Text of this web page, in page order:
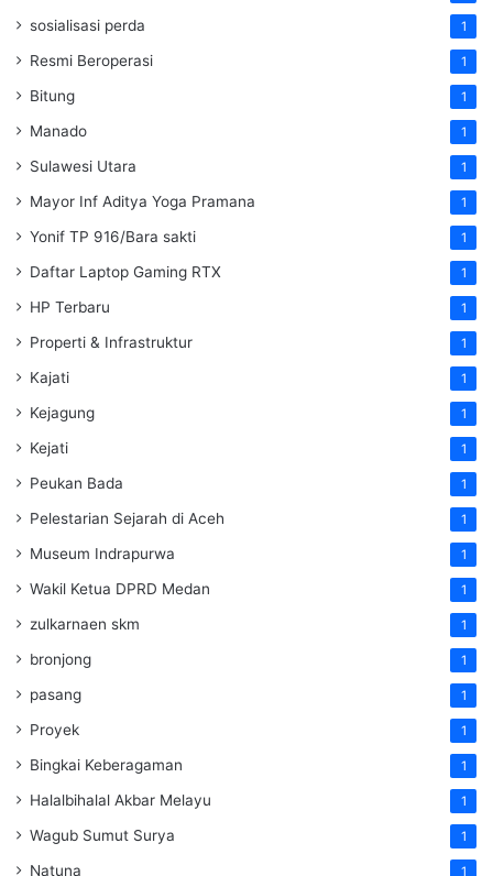
sosialisasi perda 1
Resmi Beroperasi 1
Bitung 1
Manado 1
Sulawesi Utara 1
Mayor Inf Aditya Yoga Pramana 1
Yonif TP 916/Bara sakti 1
Daftar Laptop Gaming RTX 1
HP Terbaru 1
Properti & Infrastruktur 1
Kajati 1
Kejagung 1
Kejati 1
Peukan Bada 1
Pelestarian Sejarah di Aceh 1
Museum Indrapurwa 1
Wakil Ketua DPRD Medan 1
zulkarnaen skm 1
bronjong 1
pasang 1
Proyek 1
Bingkai Keberagaman 1
Halalbihalal Akbar Melayu 1
Wagub Sumut Surya 1
Natuna 1